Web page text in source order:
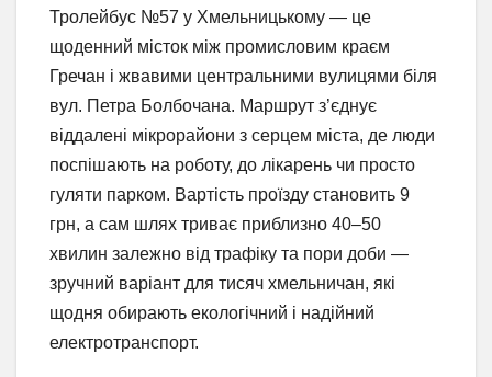
Тролейбус №57 у Хмельницькому — це
щоденний місток між промисловим краєм
Гречан і жвавими центральними вулицями біля
вул. Петра Болбочана. Маршрут з’єднує
віддалені мікрорайони з серцем міста, де люди
поспішають на роботу, до лікарень чи просто
гуляти парком. Вартість проїзду становить 9
грн, а сам шлях триває приблизно 40–50
хвилин залежно від трафіку та пори доби —
зручний варіант для тисяч хмельничан, які
щодня обирають екологічний і надійний
електротранспорт.